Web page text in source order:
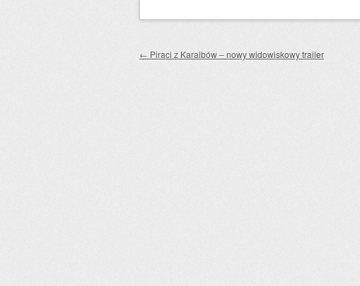
Zobacz wpisy
← Piraci z Karaibów – nowy widowiskowy trailer